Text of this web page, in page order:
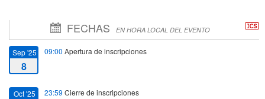
FECHAS EN HORA LOCAL DEL EVENTO
Sep '25
8
09:00 Apertura de inscripciones
Oct '25 23:59 Cierre de inscripciones